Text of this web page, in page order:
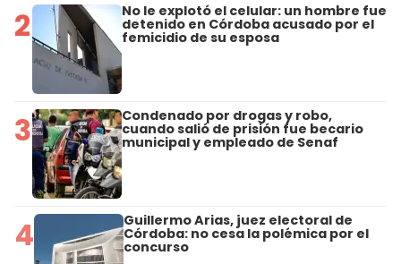
2 No le explotó el celular: un hombre fue
detenido en Córdoba acusado por el
femicidio de su esposa
3 Condenado por drogas y robo,
cuando salió de prisión fue becario
municipal y empleado de Senaf
4 Guillermo Arias, juez electoral de
Córdoba: no cesa la polémica por el
concurso